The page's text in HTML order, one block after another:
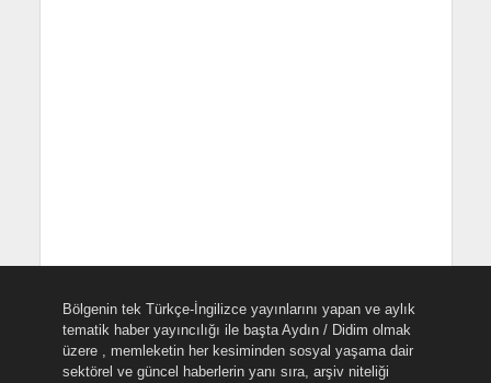
Bölgenin tek Türkçe-İngilizce yayınlarını yapan ve aylık
tematik haber yayıncılığı ile başta Aydın / Didim olmak
üzere , memleketin her kesiminden sosyal yaşama dair
sektörel ve güncel haberlerin yanı sıra, arşiv niteliği